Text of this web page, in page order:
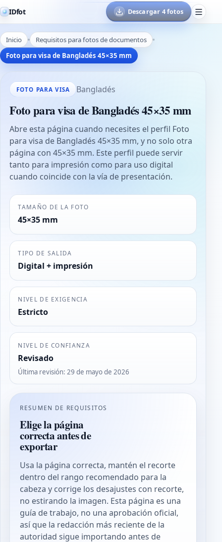
IDfot Descargar 4 fotos
Inicio
Requisitos para fotos de documentos
Foto para visa de Bangladés 45×35 mm
FOTO PARA VISA Bangladés
Foto para visa de Bangladés 45×35 mm
Abre esta página cuando necesites el perfil Foto
para visa de Bangladés 45×35 mm, y no solo otra
página con 45×35 mm. Este perfil puede servir
tanto para impresión como para uso digital
cuando coincide con la vía de presentación.
TAMAÑO DE LA FOTO
45×35 mm
TIPO DE SALIDA
Digital + impresión
NIVEL DE EXIGENCIA
Estricto
NIVEL DE CONFIANZA
Revisado
Última revisión:29 de mayo de 2026
RESUMEN DE REQUISITOS
Elige la página
correcta antes de
exportar
Usa la página correcta, mantén el recorte
dentro del rango recomendado para la
cabeza y corrige los desajustes con recorte,
no estirando la imagen. Esta página es una
guía de trabajo, no una aprobación oficial,
así que la redacción más reciente de la
autoridad sigue importando antes de